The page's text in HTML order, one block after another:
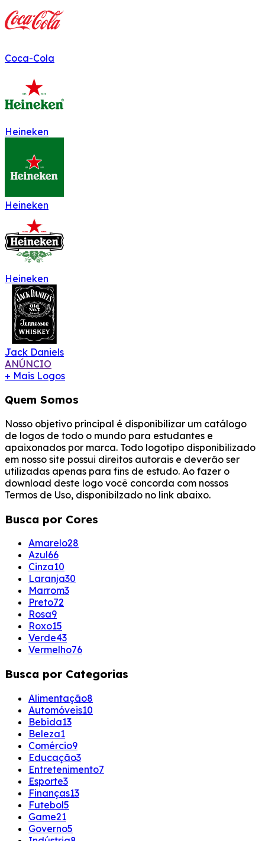
Coca-Cola
Heineken
Heineken
Heineken
Jack Daniels
ANÚNCIO
+ Mais Logos
Quem Somos
Nosso objetivo principal é disponibilizar um catálogo
de logos de todo o mundo para estudantes e
apaixonados por marca. Todo logotipo disponibilizado
em nosso site possui direitos autorais e deverão ser
utilizadas apenas para fins de estudo. Ao fazer o
download deste logo você concorda com nossos
Termos de Uso, disponibilzado no link abaixo.
Busca por Cores
Amarelo28
Azul66
Cinza10
Laranja30
Marrom3
Preto72
Rosa9
Roxo15
Verde43
Vermelho76
Busca por Categorias
Alimentação8
Automóveis10
Bebida13
Beleza1
Comércio9
Educação3
Entretenimento7
Esporte3
Finanças13
Futebol5
Game21
Governo5